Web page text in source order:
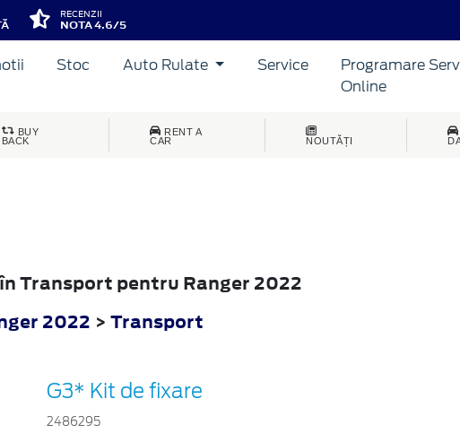
RECENZII
NOTA 4.6/5
Stoc Auto Rulate Service
Programare
Online
BUY
BACK
RENT A
CAR
NOUTĂȚI
Transport pentru Ranger 2022
2022 > Transport
G3* Kit de fixare
2486295